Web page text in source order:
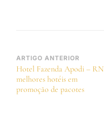
Navegação
de
post
ARTIGO ANTERIOR
Hotel Fazenda Apodi – RN
melhores hotéis em
promoção de pacotes